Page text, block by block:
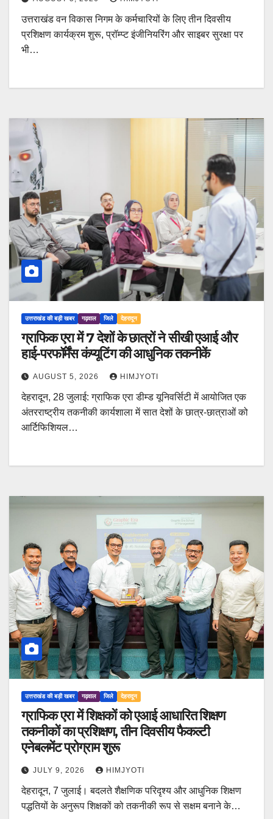
उत्तराखंड वन विकास निगम के कर्मचारियों के लिए तीन दिवसीय
प्रशिक्षण कार्यक्रम शुरू, प्रॉम्प्ट इंजीनियरिंग और साइबर सुरक्षा पर
भी…
उत्तराखंड की बड़ी खबर गढ़वाल जिले देहरादून
ग्राफिक एरा में 7 देशों के छात्रों ने सीखी एआई और
हाई-परफॉर्मेंस कंप्यूटिंग की आधुनिक तकनीकें
AUGUST 5, 2026 HIMJYOTI
देहरादून, 28 जुलाई: ग्राफिक एरा डीम्ड यूनिवर्सिटी में आयोजित एक
अंतरराष्ट्रीय तकनीकी कार्यशाला में सात देशों के छात्र-छात्राओं को
आर्टिफिशियल…
उत्तराखंड की बड़ी खबर गढ़वाल जिले देहरादून
ग्राफिक एरा में शिक्षकों को एआई आधारित शिक्षण
तकनीकों का प्रशिक्षण, तीन दिवसीय फैकल्टी
एनेबलमेंट प्रोग्राम शुरू
JULY 9, 2026 HIMJYOTI
देहरादून, 7 जुलाई। बदलते शैक्षणिक परिदृश्य और आधुनिक शिक्षण
पद्धतियों के अनुरूप शिक्षकों को तकनीकी रूप से सक्षम बनाने के…